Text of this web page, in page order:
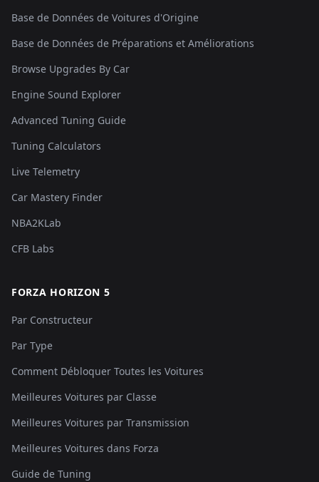
Base de Données de Voitures d'Origine
Base de Données de Préparations et Améliorations
Browse Upgrades By Car
Engine Sound Explorer
Advanced Tuning Guide
Tuning Calculators
Live Telemetry
Car Mastery Finder
NBA2KLab
CFB Labs
FORZA HORIZON 5
Par Constructeur
Par Type
Comment Débloquer Toutes les Voitures
Meilleures Voitures par Classe
Meilleures Voitures par Transmission
Meilleures Voitures dans Forza
Guide de Tuning